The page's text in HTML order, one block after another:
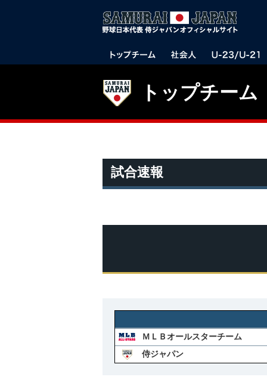
トップチーム
試合速報
ＭＬＢオールスターチーム
侍ジャパン